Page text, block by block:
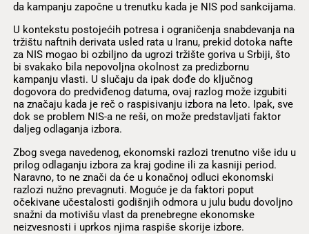
da kampanju započne u trenutku kada je NIS pod sankcijama.
U kontekstu postojećih potresa i ograničenja snabdevanja na
tržištu naftnih derivata usled rata u Iranu, prekid dotoka nafte
za NIS mogao bi ozbiljno da ugrozi tržište goriva u Srbiji, što
bi svakako bila nepovoljna okolnost za predizbornu
kampanju vlasti. U slučaju da ipak dođe do ključnog
dogovora do predviđenog datuma, ovaj razlog može izgubiti
na značaju kada je reč o raspisivanju izbora na leto. Ipak, sve
dok se problem NIS-a ne reši, on može predstavljati faktor
daljeg odlaganja izbora.
Zbog svega navedenog, ekonomski razlozi trenutno više idu u
prilog odlaganju izbora za kraj godine ili za kasniji period.
Naravno, to ne znači da će u konačnoj odluci ekonomski
razlozi nužno prevagnuti. Moguće je da faktori poput
očekivane učestalosti godišnjih odmora u julu budu dovoljno
snažni da motivišu vlast da prenebregne ekonomske
neizvesnosti i uprkos njima raspiše skorije izbore.